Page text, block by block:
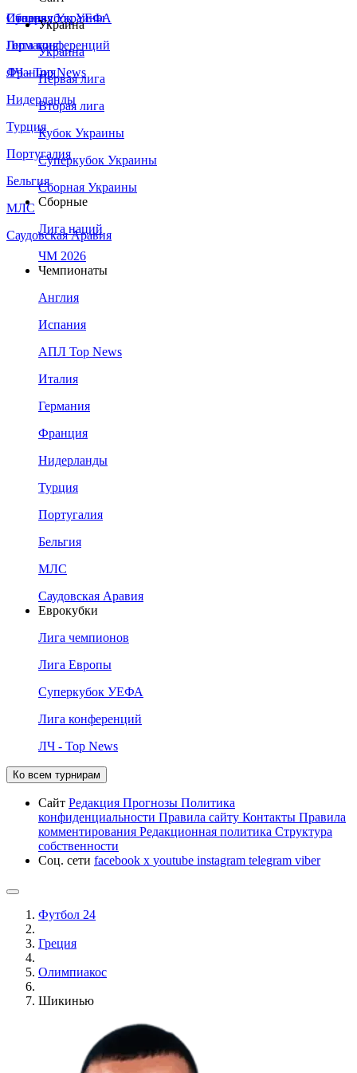
Сборная Украины
Италия
Германия
Франция
Нидерланды
Турция
Португалия
Бельгия
МЛС
Саудовская Аравия
Суперкубок УЕФА
Лига конференций
ЛЧ - Top News
Украина
Украина
Первая лига
Вторая лига
Кубок Украины
Суперкубок Украины
Сборная Украины
Сборные
Лига наций
ЧМ 2026
Чемпионаты
Англия
Испания
АПЛ Top News
Италия
Германия
Франция
Нидерланды
Турция
Португалия
Бельгия
МЛС
Саудовская Аравия
Еврокубки
Лига чемпионов
Лига Европы
Суперкубок УЕФА
Лига конференций
ЛЧ - Top News
Ко всем турнирам
Сайт Редакция Прогнозы Политика
конфиденциальности Правила сайту Контакты Правила
комментирования Редакционная политика Структура
собственности
Соц. сети facebook x youtube instagram telegram viber
Футбол 24
Греция
Олимпиакос
Шикинью